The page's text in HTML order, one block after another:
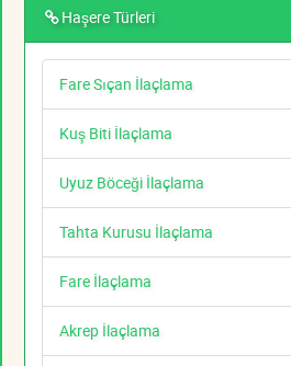
Haşere Türleri
Fare Sıçan İlaçlama
Kuş Biti İlaçlama
Uyuz Böceği İlaçlama
Tahta Kurusu İlaçlama
Fare İlaçlama
Akrep İlaçlama